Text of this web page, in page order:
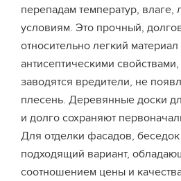
перепадам температур,
условиям. Это прочный,
относительно легкий
антисептическими
заводятся вредители, не
плесень. Деревянные доски
и долго сохраняют
Для отделки фасадов,
подходящий вариант,
соотношением цены и